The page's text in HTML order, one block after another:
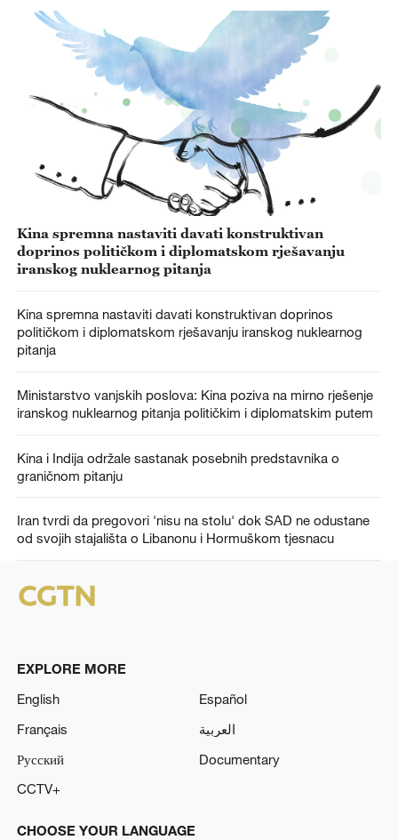
Kina spremna nastaviti davati konstruktivan
doprinos političkom i diplomatskom rješavanju
iranskog nuklearnog pitanja
Kina spremna nastaviti davati konstruktivan doprinos
političkom i diplomatskom rješavanju iranskog nuklearnog
pitanja
Ministarstvo vanjskih poslova: Kina poziva na mirno rješenje
iranskog nuklearnog pitanja političkim i diplomatskim putem
Kina i Indija održale sastanak posebnih predstavnika o
graničnom pitanju
Iran tvrdi da pregovori 'nisu na stolu' dok SAD ne odustane
od svojih stajališta o Libanonu i Hormuškom tjesnacu
EXPLORE MORE
English
Español
Français
العربية
Русский
Documentary
CCTV+
CHOOSE YOUR LANGUAGE